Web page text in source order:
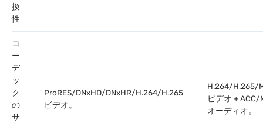
換
性
コ
ー
デ
ッ
ク
の
サ
ProRES/DNxHD/DNxHR/H.264/H.265
ビデオ。
H.264/H.265/
ビデオ + ACC/
オーディオ。